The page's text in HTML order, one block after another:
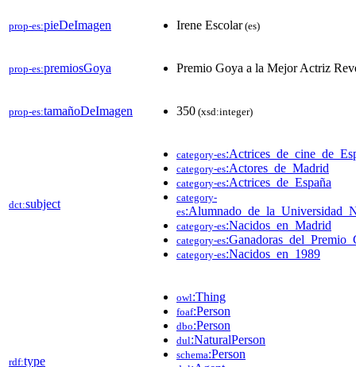
prop-es:pieDeImagen Irene Escolar(es)
prop-es:premiosGoya Premio Goya a la Mejor Actriz
prop-es:tamañoDeImagen 350 (xsd:integer)
dct:subject
category-es
category-es:Actores_de_Madrid
category-es:Actrices_de_España
category-
es
category-es:Nacidos_en_Madrid
category-es
category-es:Nacidos_en_1989
rdf:type
owl:Thing
foaf:Person
dbo:Person
dul:NaturalPerson
schema:Person